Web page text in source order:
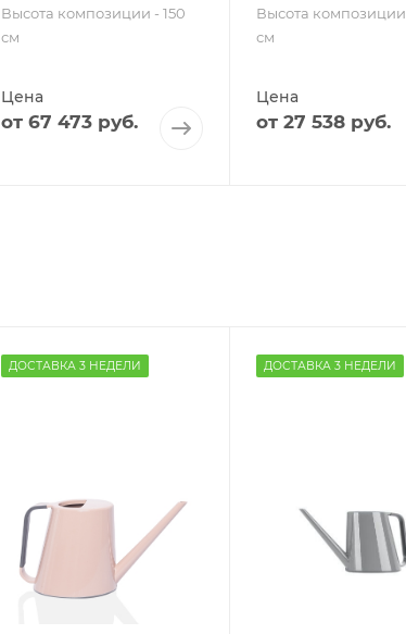
Высота композиции - 150
см
Цена
от 67 473 руб.
Высота композиции
см
Цена
от 27 538 руб.
ДОСТАВКА 3 НЕДЕЛИ ДОСТАВКА 3 НЕДЕЛИ